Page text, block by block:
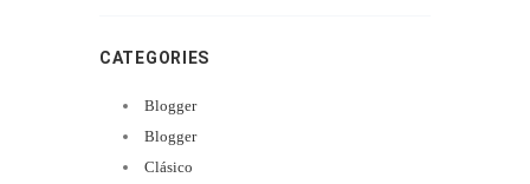
CATEGORIES
Blogger
Blogger
Clásico